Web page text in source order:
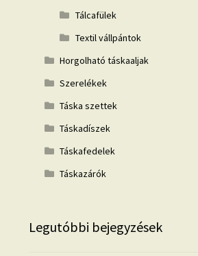
Tálcafülek
Textil vállpántok
Horgolható táskaaljak
Szerelékek
Táska szettek
Táskadíszek
Táskafedelek
Táskazárók
Legutóbbi bejegyzések